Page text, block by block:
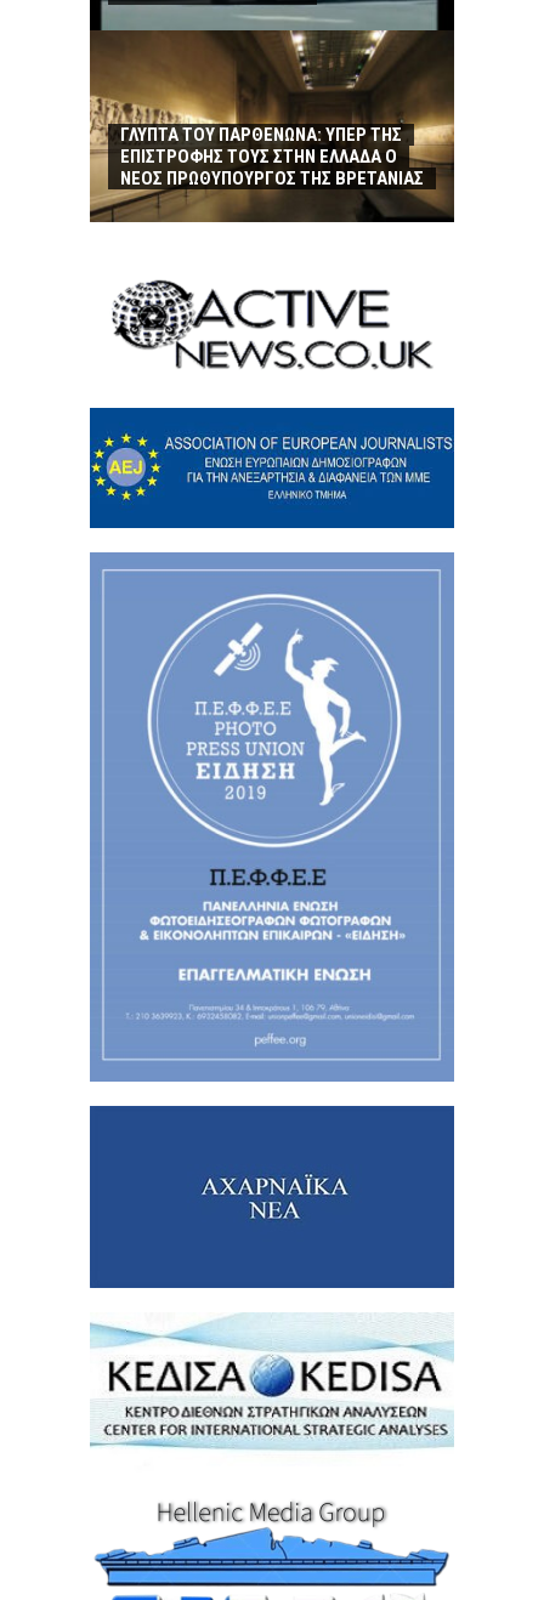
ΓΛΥΠΤΑ ΤΟΥ ΠΑΡΘΕΝΩΝΑ: ΥΠΕΡ ΤΗΣ
ΕΠΙΣΤΡΟΦΗΣ ΤΟΥΣ ΣΤΗΝ ΕΛΛΑΔΑ Ο
ΝΕΟΣ ΠΡΩΘΥΠΟΥΡΓΟΣ ΤΗΣ ΒΡΕΤΑΝΙΑΣ